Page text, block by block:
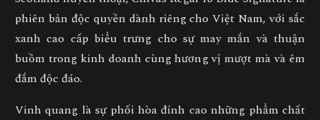
phiên bản độc quyền dành riêng cho Việt Nam, với sắc
xanh cao cấp biểu trưng cho sự may mắn và thuận
buồm trong kinh doanh cùng hương vị mượt mà và êm
đắm độc đáo.
Vinh quang là sự phối hòa đỉnh cao những phẩm chất